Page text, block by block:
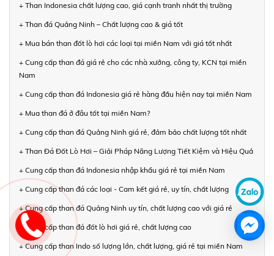
+ Than Indonesia chất lượng cao, giá cạnh tranh nhất thị trường
+ Than đá Quảng Ninh – Chất lượng cao & giá tốt
+ Mua bán than đốt lò hơi các loại tại miền Nam với giá tốt nhất
+ Cung cấp than đá giá rẻ cho các nhà xưởng, công ty, KCN tại miền
Nam
+ Cung cấp than đá Indonesia giá rẻ hàng đầu hiện nay tại miền Nam
+ Mua than đá ở đâu tốt tại miền Nam?
+ Cung cấp than đá Quảng Ninh giá rẻ, đảm bảo chất lượng tốt nhất
+ Than Đá Đốt Lò Hơi – Giải Pháp Năng Lượng Tiết Kiệm và Hiệu Quả
+ Cung cấp than đá Indonesia nhập khẩu giá rẻ tại miền Nam
+ Cung cấp than đá các loại - Cam kết giá rẻ, uy tín, chất lượng
+ Cung cấp than đá Quảng Ninh uy tín, chất lượng cao với giá rẻ
+ Cung cấp than đá đốt lò hơi giá rẻ, chất lượng cao
+ Cung cấp than Indo số lượng lớn, chất lượng, giá rẻ tại miền Nam